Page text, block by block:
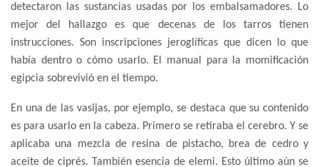
detectaron las sustancias usadas por los embalsamadores. Lo
mejor del hallazgo es que decenas de los tarros tienen
instrucciones. Son inscripciones jeroglíficas que dicen lo que
había dentro o cómo usarlo. El manual para la momificación
egipcia sobrevivió en el tiempo.
En una de las vasijas, por ejemplo, se destaca que su contenido
es para usarlo en la cabeza. Primero se retiraba el cerebro. Y se
aplicaba una mezcla de resina de pistacho, brea de cedro y
aceite de ciprés. También esencia de elemi. Esto último aún se